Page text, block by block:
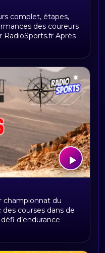
présentation,
Sports
complet, étapes,
des coureurs
RadioSports.fr Après
la saison 2026
Sports
championnat du
courses dans de
d’endurance